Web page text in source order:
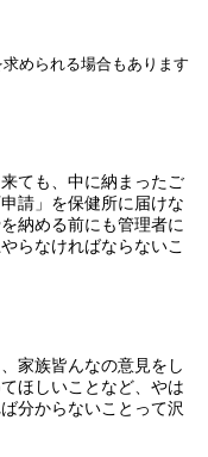
められる場合もあります
ても、中に納まったご
請」を保健所に届けな
納める前にも管理者に
らなければならないこ
家族皆んなの意見をし
ほしいことなど、やは
分からないことって沢